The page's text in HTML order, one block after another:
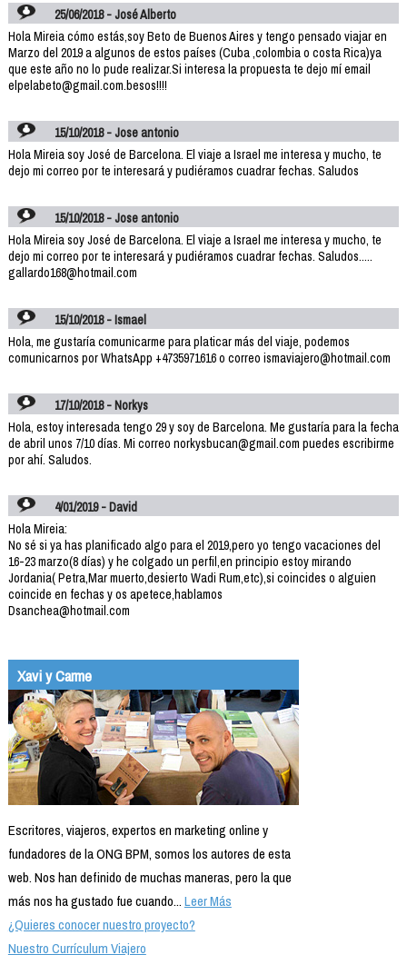
25/06/2018 - José Alberto
Hola Mireia cómo estás,soy Beto de Buenos Aires y tengo pensado viajar en
Marzo del 2019 a algunos de estos países (Cuba ,colombia o costa Rica)ya
que este año no lo pude realizar.Si interesa la propuesta te dejo mí email
elpelabeto@gmail.com.besos!!!!
15/10/2018 - Jose antonio
Hola Mireia soy José de Barcelona. El viaje a Israel me interesa y mucho, te
dejo mi correo por te interesará y pudiéramos cuadrar fechas. Saludos
15/10/2018 - Jose antonio
Hola Mireia soy José de Barcelona. El viaje a Israel me interesa y mucho, te
dejo mi correo por te interesará y pudiéramos cuadrar fechas. Saludos.....
gallardo168@hotmail.com
15/10/2018 - Ismael
Hola, me gustaría comunicarme para platicar más del viaje, podemos
comunicarnos por WhatsApp +4735971616 o correo ismaviajero@hotmail.com
17/10/2018 - Norkys
Hola, estoy interesada tengo 29 y soy de Barcelona. Me gustaría para la fecha
de abril unos 7/10 días. Mi correo norkysbucan@gmail.com puedes escribirme
por ahí. Saludos.
4/01/2019 - David
Hola Mireia:
No sé si ya has planificado algo para el 2019,pero yo tengo vacaciones del
16-23 marzo(8 días) y he colgado un perfil,en principio estoy mirando
Jordania( Petra,Mar muerto,desierto Wadi Rum,etc),si coincides o alguien
coincide en fechas y os apetece,hablamos
Dsanchea@hotmail.com
Xavi y Carme
Escritores, viajeros, expertos en marketing online y
fundadores de la ONG BPM, somos los autores de esta
web. Nos han definido de muchas maneras, pero la que
más nos ha gustado fue cuando...Leer Más
¿Quieres conocer nuestro proyecto?
Nuestro Currículum Viajero